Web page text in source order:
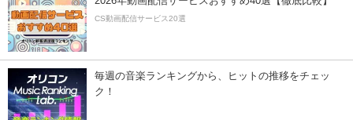
CS動画配信サービス20選
毎週の音楽ランキングから、ヒットの推移をチェッ
ク！